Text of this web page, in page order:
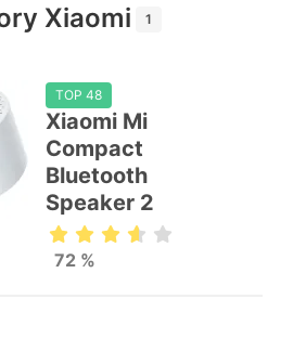
Xiaomi 1
TOP 48
Xiaomi Mi
Compact
Bluetooth
Speaker 2
72 %